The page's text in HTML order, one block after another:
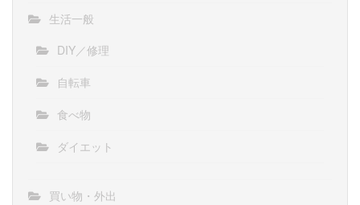
生活一般
DIY／修理
自転車
食べ物
ダイエット
買い物・外出